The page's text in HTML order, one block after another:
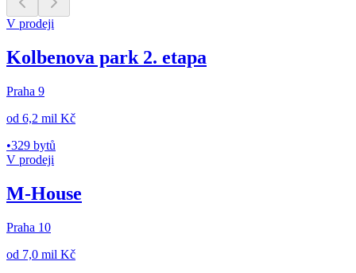
V prodeji
Kolbenova park 2. etapa
Praha 9
od 6,2 mil Kč
•329 bytů
V prodeji
M-House
Praha 10
od 7,0 mil Kč